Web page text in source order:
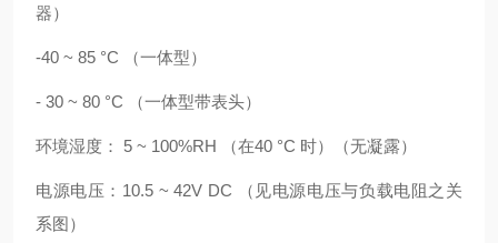
器）
-40 ~ 85 °C （一体型）
- 30 ~ 80 °C （一体型带表头）
环境湿度： 5 ~ 100%RH （在40 °C 时）（无凝露）
电源电压：10.5 ~ 42V DC （见电源电压与负载电阻之关
系图）